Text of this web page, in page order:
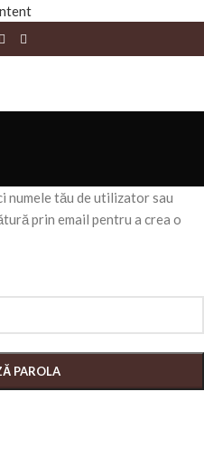
numele tău de utilizator sau
prin email pentru a crea o
PAROLA